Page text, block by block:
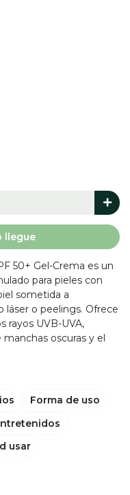
llegue
50+ Gel-Crema es un
para pieles con
sometida a
o peelings. Ofrece
rayos UVB-UVA,
oscuras y el
Forma de uso
usar